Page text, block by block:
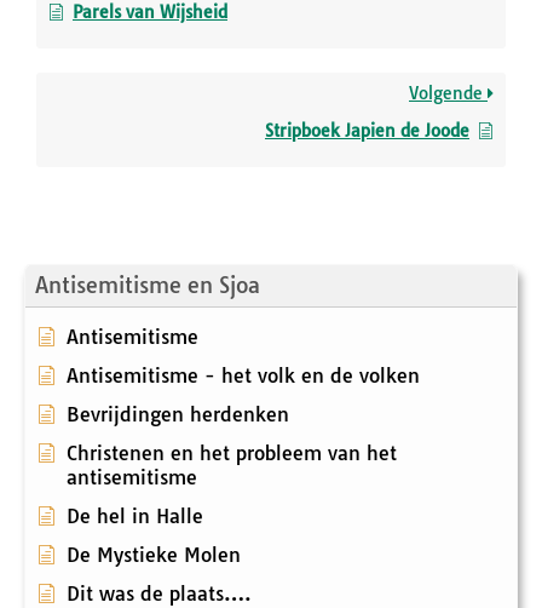
Antisemitisme en Sjoa
Antisemitisme
Antisemitisme - het volk en de volken
Bevrijdingen herdenken
Christenen en het probleem van het
antisemitisme
De hel in Halle
De Mystieke Molen
Dit was de plaats….
Parels van Wijsheid
Volgende
Stripboek Japien de Joode